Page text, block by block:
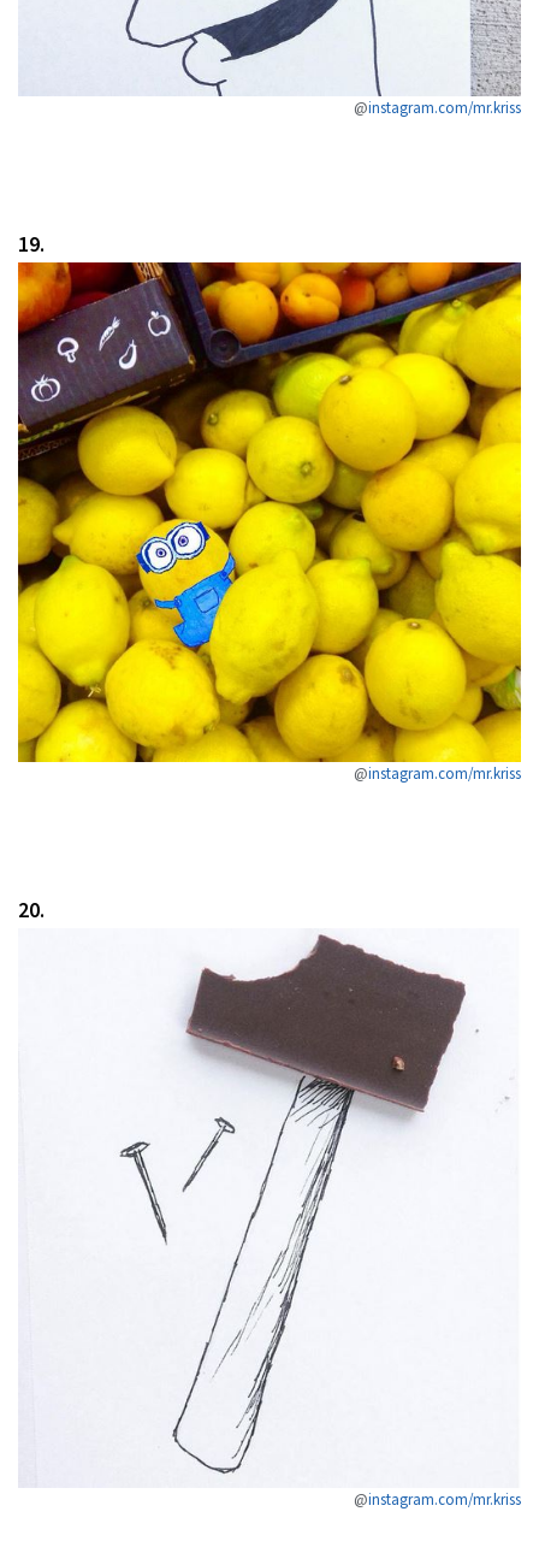
@instagram.com/mr.kriss
19.
@instagram.com/mr.kriss
20.
@instagram.com/mr.kriss